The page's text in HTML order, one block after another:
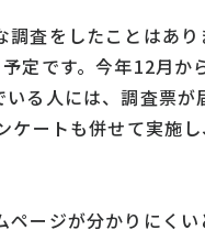
査をしたことはあ
定です。今年12月か
る人には、調査票
ートも併せて実施
ージが分かりにく